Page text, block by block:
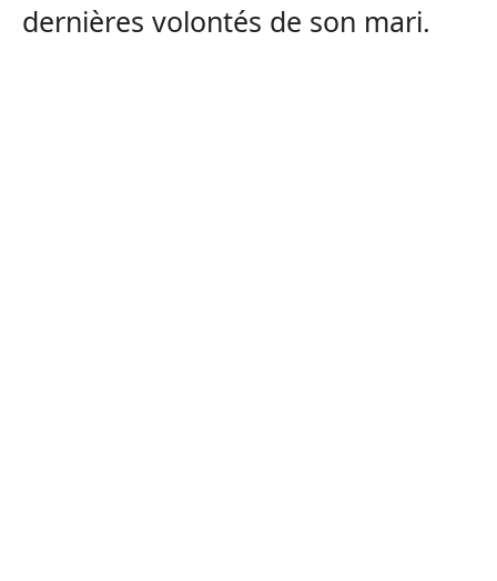
dernières volontés de son mari.